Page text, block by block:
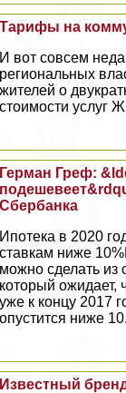
Тарифы на
И вот совсем
региональных
жителей о
стоимости услуг
Герман Греф:
Сбербанка
Ипотека в 2020
ставкам ниже
можно сделать из
который ожидает,
уже к концу 2017
опустится ниже
Известный